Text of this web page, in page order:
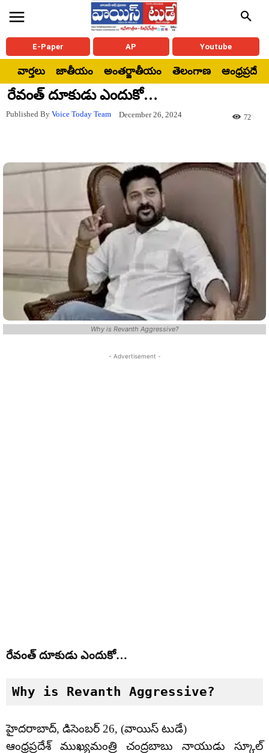
E-Paper AP Youtube
వార్తలు జాతీయం అంతర్జాతీయం తెలంగాణ ఆంధ్రప్రదేశ్
రేవంత్ దూకుడు ఎందుకో…
Published By Voice Today Team December 26, 2024 72
Why is Revanth Aggressive?
- Advertisement -
రేవంత్ దూకుడు ఎందుకో…
Why is Revanth Aggressive?
హైదరాబాద్, డిసెంబర్ 26, (వాయిస్ టుడే)
ఆంధ్రప్రదేశ్ ముఖ్యమంత్రి చంద్రబాబు నాయుడు స్కూల్